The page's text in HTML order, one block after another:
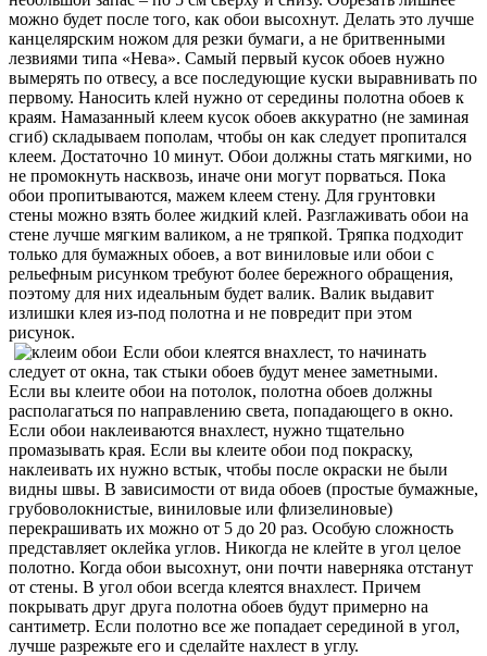
можно будет после того, как обои высохнут. Делать это лучше
канцелярским ножом для резки бумаги, а не бритвенными
лезвиями типа «Нева». Самый первый кусок обоев нужно
вымерять по отвесу, а все последующие куски выравнивать по
первому. Наносить клей нужно от середины полотна обоев к
краям. Намазанный клеем кусок обоев аккуратно (не заминая
сгиб) складываем пополам, чтобы он как следует пропитался
клеем. Достаточно 10 минут. Обои должны стать мягкими, но
не промокнуть насквозь, иначе они могут порваться. Пока
обои пропитываются, мажем клеем стену. Для грунтовки
стены можно взять более жидкий клей. Разглаживать обои на
стене лучше мягким валиком, а не тряпкой. Тряпка подходит
только для бумажных обоев, а вот виниловые или обои с
рельефным рисунком требуют более бережного обращения,
поэтому для них идеальным будет валик. Валик выдавит
излишки клея из-под полотна и не повредит при этом
рисунок.
Если обои клеятся внахлест, то начинать
следует от окна, так стыки обоев будут менее заметными.
Если вы клеите обои на потолок, полотна обоев должны
располагаться по направлению света, попадающего в окно.
Если обои наклеиваются внахлест, нужно тщательно
промазывать края. Если вы клеите обои под покраску,
наклеивать их нужно встык, чтобы после окраски не были
видны швы. В зависимости от вида обоев (простые бумажные,
грубоволокнистые, виниловые или флизелиновые)
перекрашивать их можно от 5 до 20 раз. Особую сложность
представляет оклейка углов. Никогда не клейте в угол целое
полотно. Когда обои высохнут, они почти наверняка отстанут
от стены. В угол обои всегда клеятся внахлест. Причем
покрывать друг друга полотна обоев будут примерно на
сантиметр. Если полотно все же попадает серединой в угол,
лучше разрежьте его и сделайте нахлест в углу.